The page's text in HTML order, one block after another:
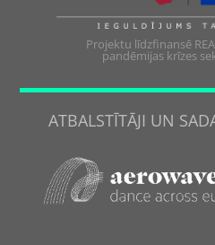
Projektu līdzfinansē
pandēmijas krīzes
ATBALSTĪTĀJI UN